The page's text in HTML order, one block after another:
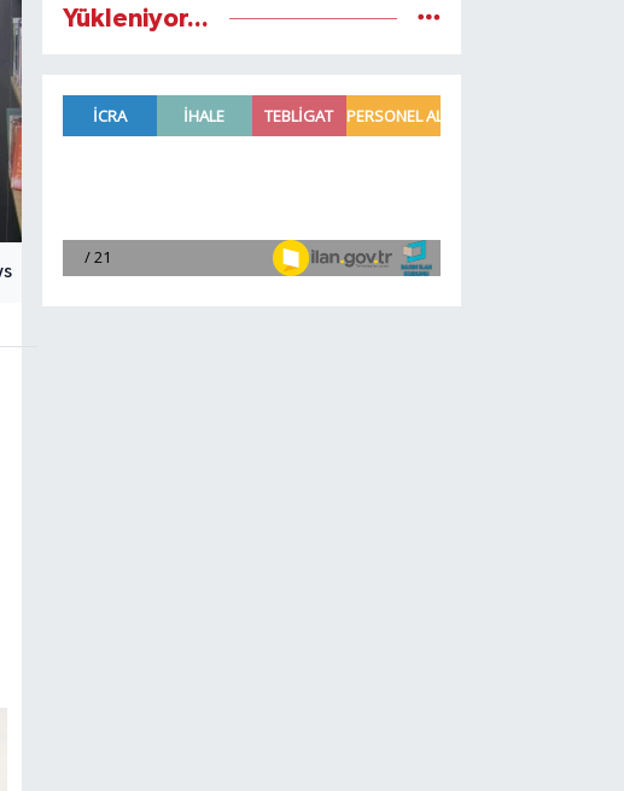
Yükleniyor...